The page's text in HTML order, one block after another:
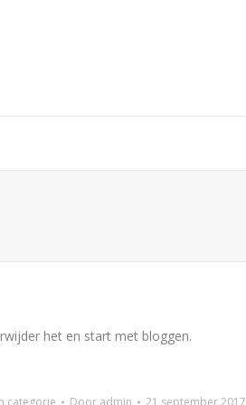
het en start met bloggen.
categorie Door admin 21 september 2017